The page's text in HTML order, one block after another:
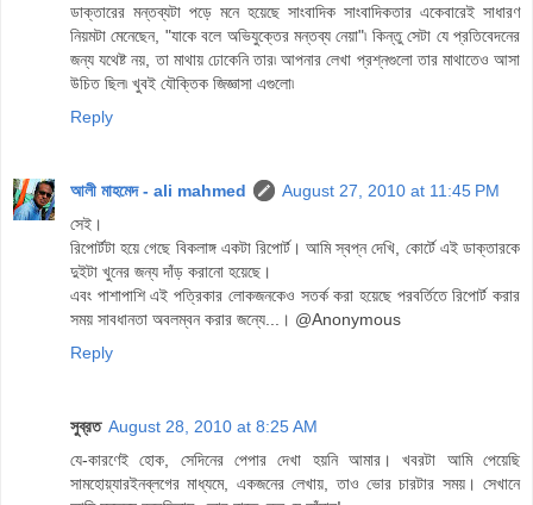
ডাক্তারের মন্তব্যটা পড়ে মনে হয়েছে সাংবাদিক সাংবাদিকতার একেবারেই সাধারণ
নিয়মটা মেনেছেন, "যাকে বলে অভিযুক্তের মন্তব্য নেয়া"৷ কিন্তু সেটা যে প্রতিবেদনের
জন্য যথেষ্ট নয়, তা মাথায় ঢোকেনি তার৷ আপনার লেখা প্রশ্নগুলো তার মাথাতেও আসা
উচিত ছিল৷ খুবই যৌক্তিক জিজ্ঞাসা এগুলো৷
Reply
আলী মাহমেদ - ali mahmed
August 27, 2010 at 11:45 PM
সেই।
রিপোর্টটা হয়ে গেছে বিকলাঙ্গ একটা রিপোর্ট। আমি স্বপ্ন দেখি, কোর্টে এই ডাক্তারকে
দুইটা খুনের জন্য দাঁড় করানো হয়েছে।
এবং পাশাপাশি এই পত্রিকার লোকজনকেও সতর্ক করা হয়েছে পরবর্তিতে রিপোর্ট করার
সময় সাবধানতা অবলম্বন করার জন্যে...। @Anonymous
Reply
সুব্রত August 28, 2010 at 8:25 AM
যে-কারণেই হোক, সেদিনের পেপার দেখা হয়নি আমার। খবরটা আমি পেয়েছি
সামহোয়্যারইনব্লগের মাধ্যমে, একজনের লেখায়, তাও ভোর চারটার সময়। সেখানে